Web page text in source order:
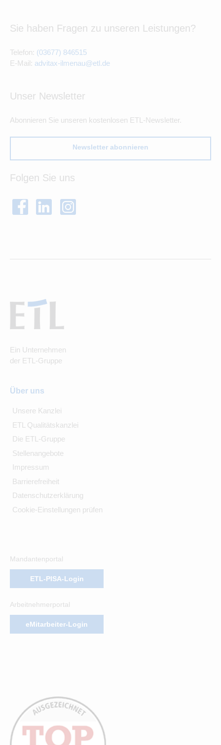
Sie haben Fragen zu unseren Leistungen?
Telefon: (03677) 846515
E-Mail: advitax-ilmenau@etl.de
Unser Newsletter
Abonnieren Sie unseren kostenlosen ETL-Newsletter.
Newsletter abonnieren
Folgen Sie uns
Ein Unternehmen
der ETL-Gruppe
Über uns
Unsere Kanzlei
ETL Qualitätskanzlei
Die ETL-Gruppe
Stellenangebote
Impressum
Barrierefreiheit
Datenschutzerklärung
Cookie-Einstellungen prüfen
Mandantenportal
ETL-PISA-Login
Arbeitnehmerportal
eMitarbeiter-Login